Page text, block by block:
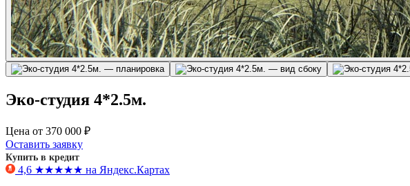
Эко-студия 4*2.5м.
Цена от 370 000 ₽
Оставить заявку
Купить в кредит
4,6 ★★★★★ на Яндекс.Картах